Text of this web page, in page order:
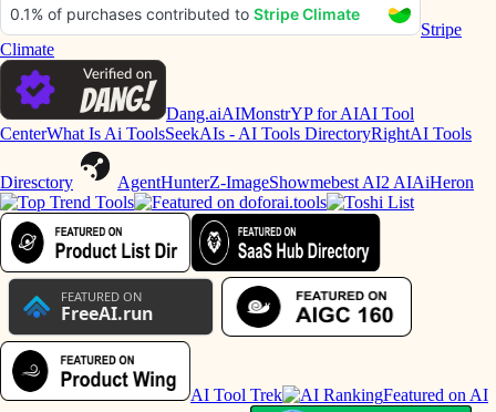
Stripe
Climate
Dang.aiAIMonstrYP for AIAI Tool
CenterWhat Is Ai ToolsSeekAIs - AI Tools DirectoryRightAI Tools
Diresctory AgentHunterZ-ImageShowmebest AI2 AIAiHeron
AI Tool Trek Featured on AI